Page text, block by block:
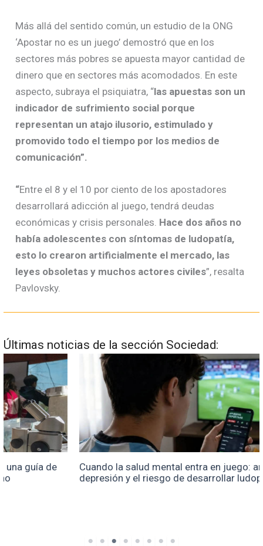
Más allá del sentido común, un estudio de la ONG
‘Apostar no es un juego’ demostró que en los
sectores más pobres se apuesta mayor cantidad de
dinero que en sectores más acomodados. En este
aspecto, subraya el psiquiatra, “las apuestas son un
indicador de sufrimiento social porque
representan un atajo ilusorio, estimulado y
promovido todo el tiempo por los medios de
comunicación”.
“Entre el 8 y el 10 por ciento de los apostadores
desarrollará adicción al juego, tendrá deudas
económicas y crisis personales. Hace dos años no
había adolescentes con síntomas de ludopatía,
esto lo crearon artificialmente el mercado, las
leyes obsoletas y muchos actores civiles”, resalta
Pavlovsky.
Últimas noticias de la sección Sociedad:
Cuando la salud mental entra en juego: ansiedad,
depresión y el riesgo de desarrollar ludopatía